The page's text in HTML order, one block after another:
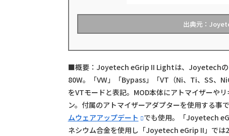
出典元：
■概要：Joyetech eGrip II Lightは、Joyetechの
80W。「VW」「Bypass」「VT（Ni、Ti、SS
をVTモードと表記。MOD本体にアトマイザーや
ン。付属のアトマイザーアダプターを使用する事
ムウェアアップデート
でも使用。「Joyetech
ネシウム合金を使用し「Joyetech eGrip II」で